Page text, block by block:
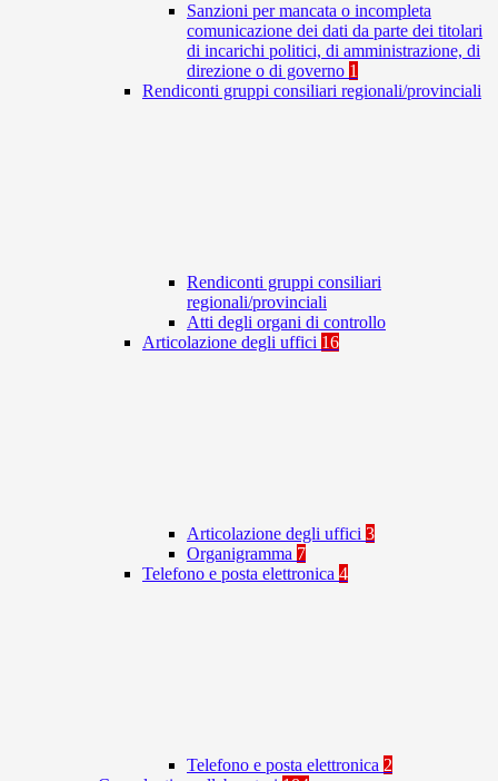
Sanzioni per mancata o incompleta
comunicazione dei dati da parte dei titolari
di incarichi politici, di amministrazione, di
direzione o di governo 1
Rendiconti gruppi consiliari regionali/provinciali
Rendiconti gruppi consiliari
regionali/provinciali
Atti degli organi di controllo
Articolazione degli uffici 16
Articolazione degli uffici 3
Organigramma 7
Telefono e posta elettronica 4
Telefono e posta elettronica 2